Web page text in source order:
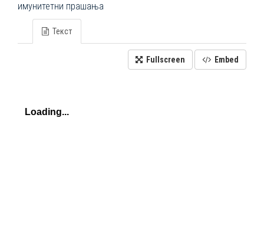
имунитетни прашања
Текст
Fullscreen Embed